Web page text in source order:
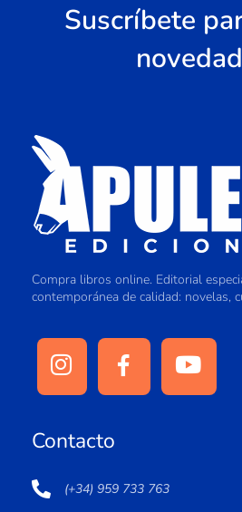
Suscríbete
Compra libros online. Editorial
contemporánea de calidad: novelas,
Contacto
(+34) 959 733 763